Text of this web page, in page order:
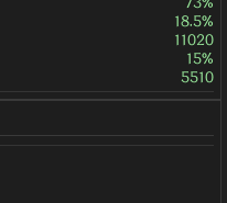
18.5%
11020
15%
5510